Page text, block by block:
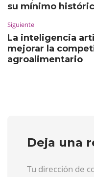
su mínimo
Siguiente
La inteligencia
mejorar la
agroalimentario
Deja una
Tu dirección de